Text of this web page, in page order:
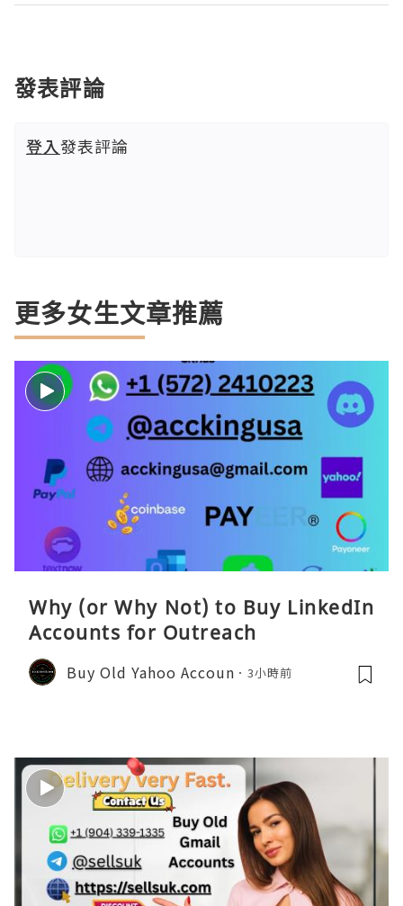
發表評論
登入發表評論
更多女生文章推薦
Why (or Why Not) to Buy LinkedIn
Accounts for Outreach
Buy Old Yahoo Accoun 3小時前